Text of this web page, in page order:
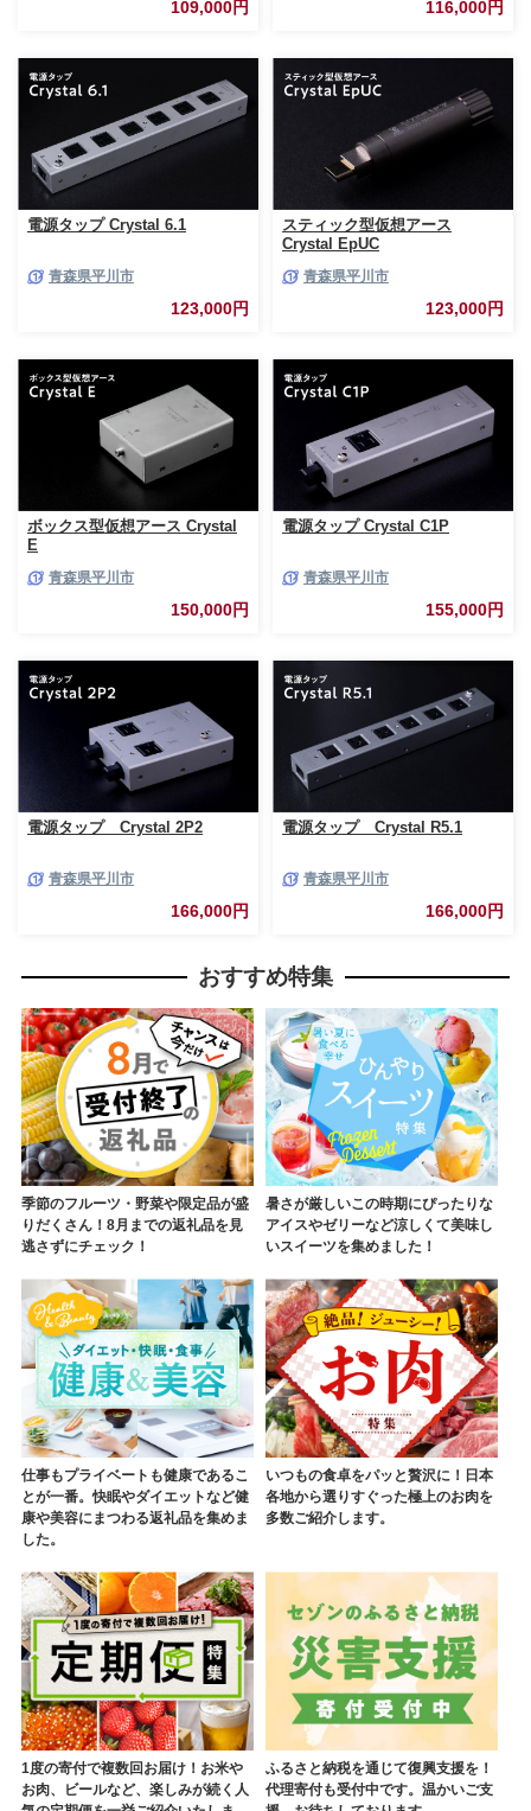
109,000円 116,000円
電源タップ Crystal 6.1
青森県平川市
123,000円
スティック型仮想アース
Crystal EpUC
青森県平川市
123,000円
ボックス型仮想アース Crystal
E
青森県平川市
150,000円
電源タップ Crystal C1P
青森県平川市
155,000円
電源タップ Crystal 2P2
青森県平川市
166,000円
電源タップ Crystal R5.1
青森県平川市
166,000円
おすすめ特集
季節のフルーツ・野菜や限定品が盛
りだくさん！8月までの返礼品を見
逃さずにチェック！
暑さが厳しいこの時期にぴったりな
アイスやゼリーなど涼しくて美味し
いスイーツを集めました！
仕事もプライベートも健康であるこ
とが一番。快眠やダイエットなど健
康や美容にまつわる返礼品を集めま
した。
いつもの食卓をパッと贅沢に！日本
各地から選りすぐった極上のお肉を
多数ご紹介します。
1度の寄付で複数回お届け！お米や
お肉、ビールなど、楽しみが続く人
ふるさと納税を通じて復興支援を！
代理寄付も受付中です。温かいご支